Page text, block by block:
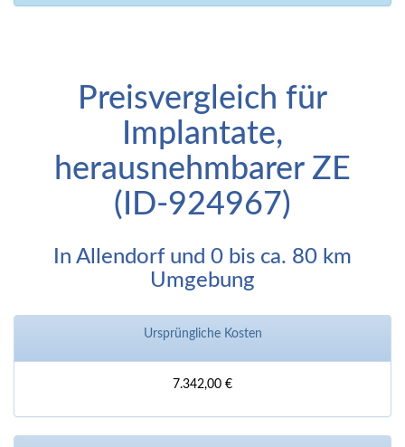
Preisvergleich für
Implantate,
herausnehmbarer ZE
(ID-924967)
In Allendorf und 0 bis ca. 80 km
Umgebung
Ursprüngliche Kosten
7.342,00 €